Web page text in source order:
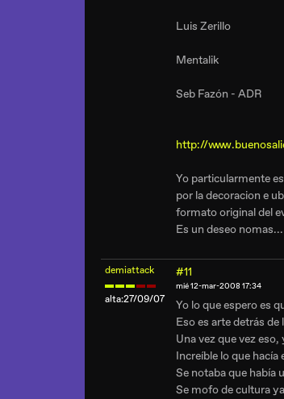
Luis Zerillo
Mentalik
Seb Fazón - ADR
http://
Yo particularmente
por la decoracion e
formato original del
Es un deseo nomas...
demiattack
alta:27/09/07
#11
mié 12-mar-2008 17:34
Yo lo que espero es
Eso es arte detrás de
Una vez que vez
Increíble lo que
Se notaba que había
Se mofo de cultura